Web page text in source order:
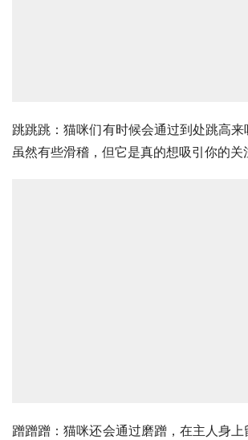
跳跳跳：猫咪们有时候会通过到处跳高来
虽然有些滑稽，但它是真的想吸引你的关
蹭蹭蹭：猫咪还会通过磨蹭，在主人身上